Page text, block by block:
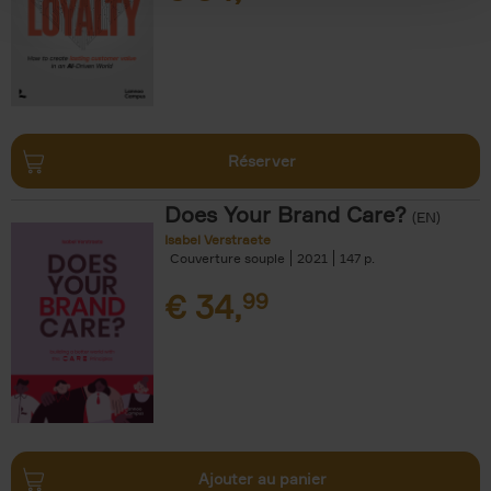
Réserver
Does Your Brand Care? (EN)
Isabel Verstraete
Couverture souple
2021 147
€ 34,99
Ajouter au panier